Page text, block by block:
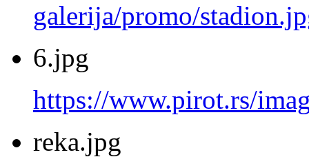
galerija/promo/
6.jpg
https://www.pirot.rs/
reka.jpg